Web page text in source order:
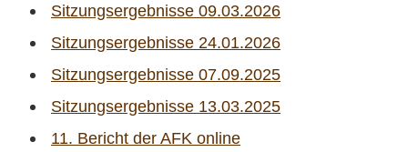
Sitzungsergebnisse 09.03.2026
Sitzungsergebnisse 24.01.2026
Sitzungsergebnisse 07.09.2025
Sitzungsergebnisse 13.03.2025
11. Bericht der AFK online